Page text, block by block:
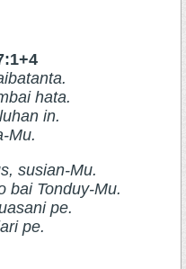
hata.
in.
Mu.
susian-Mu.
bai Tonduy-Mu.
pe.
pe.